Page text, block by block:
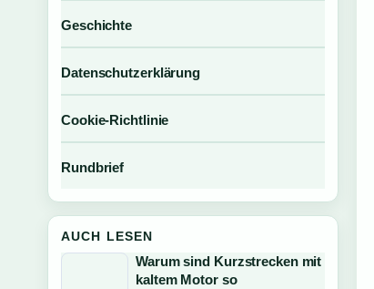
Geschichte
Datenschutzerklärung
Cookie-Richtlinie
Rundbrief
AUCH LESEN
Warum sind Kurzstrecken mit
kaltem Motor so